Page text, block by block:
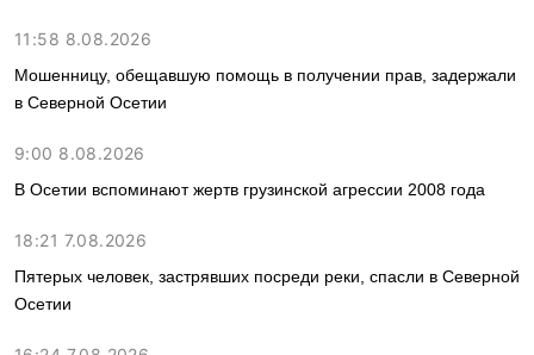
11:58 8.08.2026
Мошенницу, обещавшую помощь в получении прав, задержали
в Северной Осетии
9:00 8.08.2026
В Осетии вспоминают жертв грузинской агрессии 2008 года
18:21 7.08.2026
Пятерых человек, застрявших посреди реки, спасли в Северной
Осетии